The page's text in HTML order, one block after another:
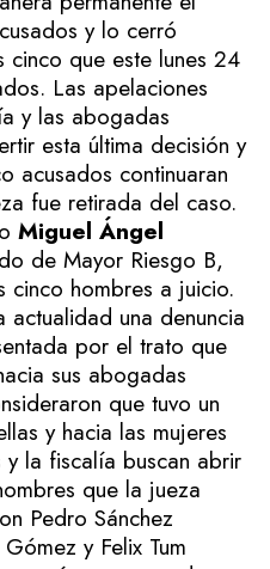
y lo cerró
cinco que este lunes 24
Las apelaciones
y las abogadas
esta última decisión y
acusados continuaran
fue retirada del caso.
Miguel Ángel
de Mayor Riesgo B,
cinco hombres a juicio.
actualidad una denuncia
por el trato que
sus abogadas
que tuvo un
y hacia las mujeres
y la fiscalía buscan abrir
que la jueza
Pedro Sánchez
y Felix Tum